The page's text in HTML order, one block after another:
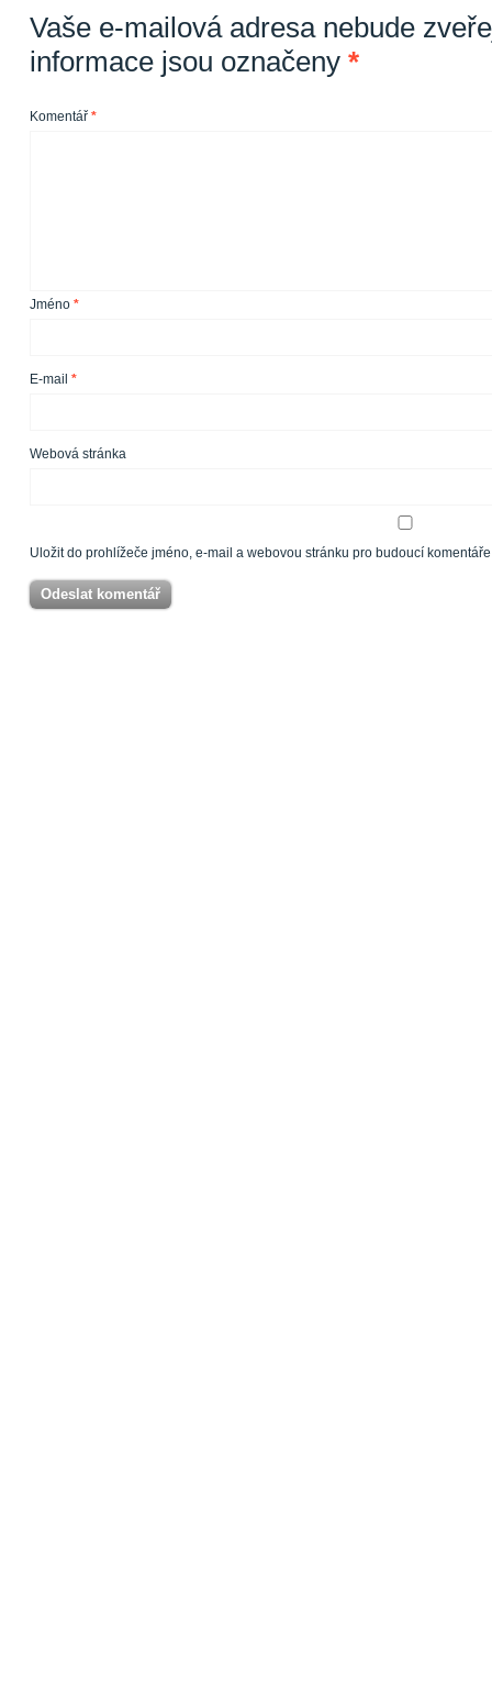
Vaše e-mailová adresa nebude
informace jsou označeny *
Komentář *
Jméno *
E-mail *
Webová stránka
Uložit do prohlížeče jméno, e-mail a webovou stránku pro budoucí